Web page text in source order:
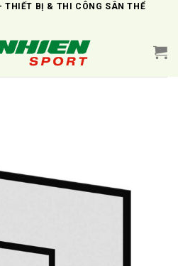
THIẾT BỊ & THI CÔNG SÂN THỂ